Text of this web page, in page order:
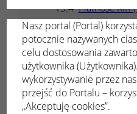
Płatność KIR
Dokonane
Tryb demo
Powiadomienia
Konsultacje
Podgląd
Nasz portal (Portal)
potocznie nazywanych
celu dostosowania
użytkownika
wykorzystywanie przez
przejść do Portalu –
„Akceptuję cookies”.